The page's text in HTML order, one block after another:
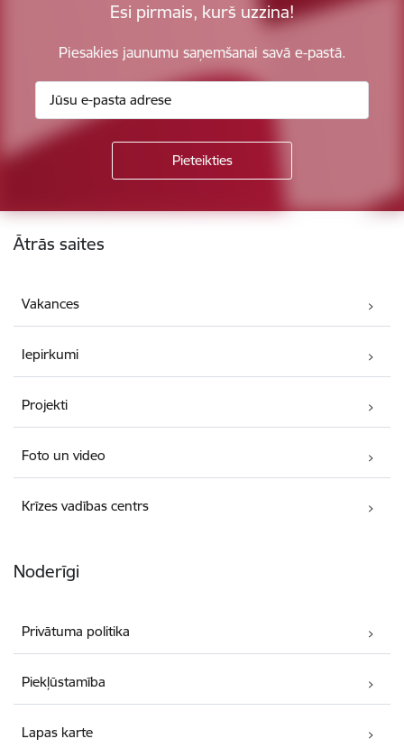
Esi pirmais, kurš uzzina!
Piesakies jaunumu saņemšanai savā e-pastā.
Kājene
Ātrās saites
Vakances
Iepirkumi
Projekti
Foto un video
Krīzes vadības centrs
Noderīgi
Privātuma politika
Piekļūstamība
Lapas karte